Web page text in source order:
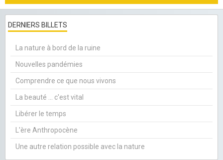
DERNIERS BILLETS
La nature à bord de la ruine
Nouvelles pandémies
Comprendre ce que nous vivons
La beauté ... c'est vital
Libérer le temps
L'ère Anthropocène
Une autre relation possible avec la nature